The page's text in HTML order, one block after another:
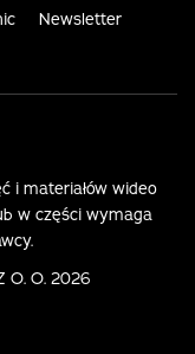
Newsletter
i materiałów wideo
w części wymaga
O. O. 2026